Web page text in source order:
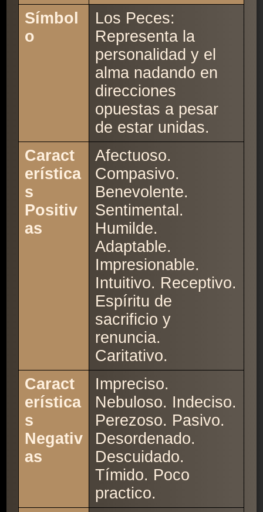
Símbol
o
Los Peces:
Representa la
personalidad y el
alma nadando en
direcciones
opuestas a pesar
de estar unidas.
Caract
erística
s
Positiv
as
Afectuoso.
Compasivo.
Benevolente.
Sentimental.
Humilde.
Adaptable.
Impresionable.
Intuitivo. Receptivo.
Espíritu de
sacrificio y
renuncia.
Caritativo.
Caract
erística
s
Negativ
as
Impreciso.
Nebuloso. Indeciso.
Perezoso. Pasivo.
Desordenado.
Descuidado.
Tímido. Poco
practico.